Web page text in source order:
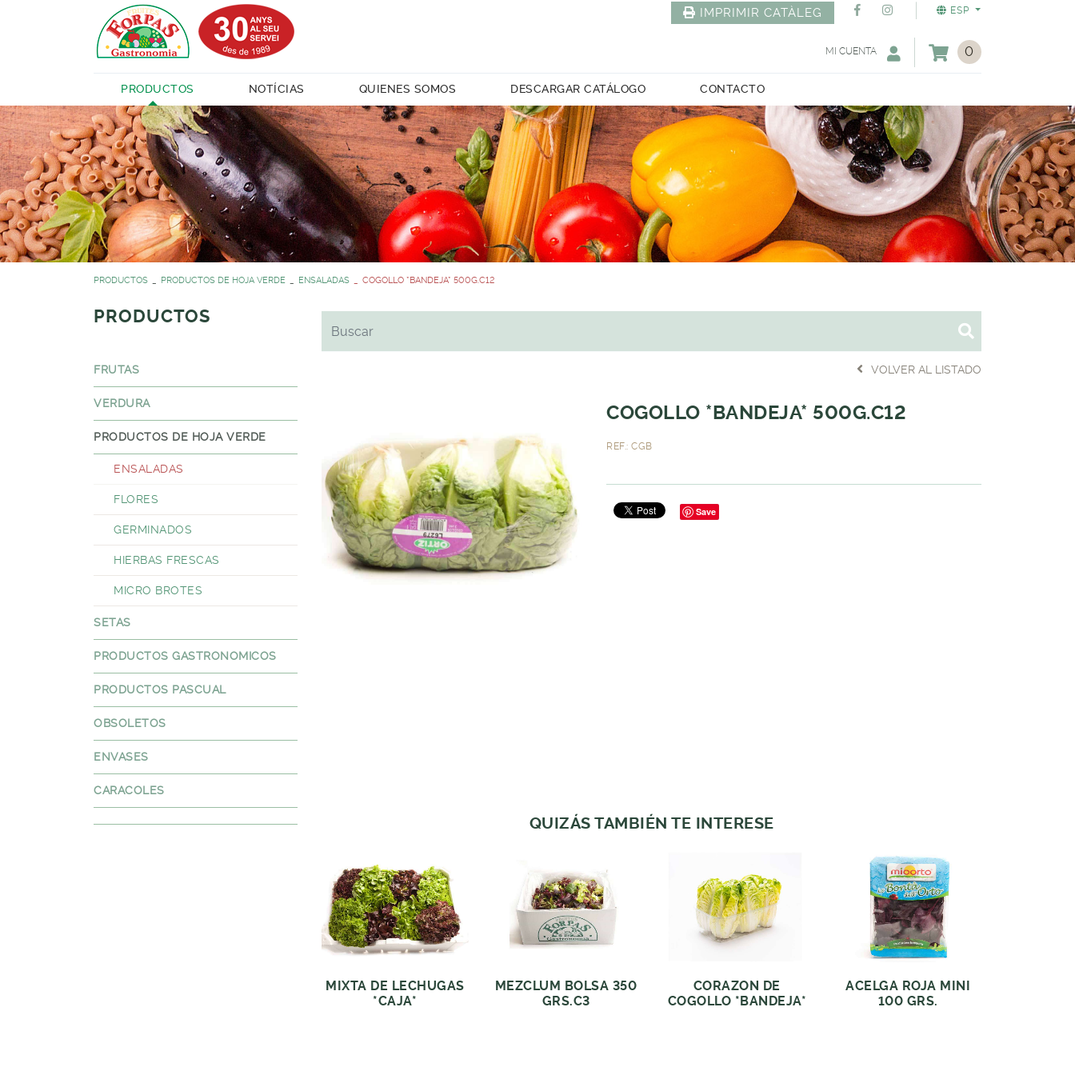
ESP
IMPRIMIR CATÀLEG
0
MI CUENTA
PRODUCTOS NOTÍCIAS QUIENES SOMOS DESCARGAR CATÁLOGO CONTACTO
PRODUCTOS PRODUCTOS DE HOJA VERDE ENSALADAS COGOLLO *BANDEJA* 500G.C12
PRODUCTOS
FRUTAS
VERDURA
PRODUCTOS DE HOJA VERDE
ENSALADAS
FLORES
GERMINADOS
HIERBAS FRESCAS
MICRO BROTES
SETAS
PRODUCTOS GASTRONOMICOS
PRODUCTOS PASCUAL
OBSOLETOS
ENVASES
CARACOLES
VOLVER AL LISTADO
COGOLLO *BANDEJA* 500G.C12
REF.: CGB
Save
QUIZÁS TAMBIÉN TE INTERESE
MIXTA DE LECHUGAS
*CAJA*
MEZCLUM BOLSA 350
GRS.C3
CORAZON DE
COGOLLO *BANDEJA*
ACELGA ROJA MINI
100 GRS.